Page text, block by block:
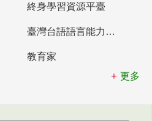
終身學習資源平臺
臺灣台語語言能力認證網站
教育家
更多